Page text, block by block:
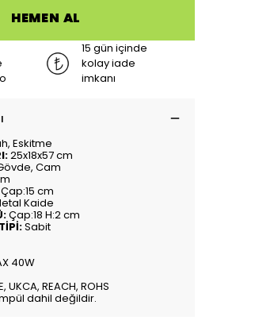
HEMEN AL
15 gün içinde
kolay iade
imkanı
Eskitme
25x18x57 cm
Cam
Çap:15 cm
Kaide
Çap:18 H:2 cm
Sabit
40W
UKCA, REACH, ROHS
dahil değildir.